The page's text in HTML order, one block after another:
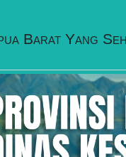
Barat Yang